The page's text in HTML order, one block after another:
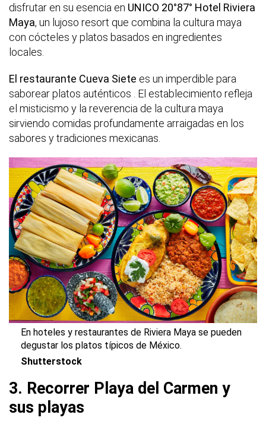
disfrutar en su esencia en UNICO 20°87° Hotel Riviera
Maya, un lujoso resort que combina la cultura maya
con cócteles y platos basados en ingredientes
locales.
El restaurante Cueva Siete es un imperdible para
saborear platos auténticos . El establecimiento refleja
el misticismo y la reverencia de la cultura maya
sirviendo comidas profundamente arraigadas en los
sabores y tradiciones mexicanas.
En hoteles y restaurantes de Riviera Maya se pueden
degustar los platos típicos de México.
Shutterstock
3. Recorrer Playa del Carmen y
sus playas